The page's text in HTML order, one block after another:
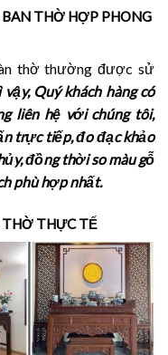
THỜ HỢP PHONG
thờ thường được sử
vậy, Quý khách hàng có
liên hệ với chúng tôi,
trực tiếp, đo đạc khảo
đồng thời so màu gỗ
phù hợp nhất.
THỜ THỰC TẾ